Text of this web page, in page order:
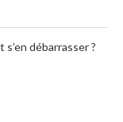
débarrasser ?